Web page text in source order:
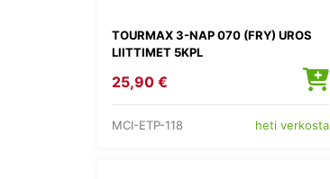
TOURMAX 3-NAP 070 (FRY) UROS
LIITTIMET 5KPL
25,90 €
MCI-ETP-118 heti verkosta